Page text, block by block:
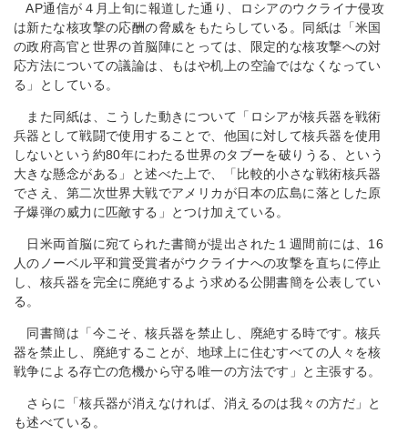
AP通信が４月上旬に報道した通り、ロシアのウクライナ侵攻
は新たな核攻撃の応酬の脅威をもたらしている。同紙は「米国
の政府高官と世界の首脳陣にとっては、限定的な核攻撃への対
応方法についての議論は、もはや机上の空論ではなくなってい
る」としている。
また同紙は、こうした動きについて「ロシアが核兵器を戦術
兵器として戦闘で使用することで、他国に対して核兵器を使用
しないという約80年にわたる世界のタブーを破りうる、という
大きな懸念がある」と述べた上で、「比較的小さな戦術核兵器
でさえ、第二次世界大戦でアメリカが日本の広島に落とした原
子爆弾の威力に匹敵する」とつけ加えている。
日米両首脳に宛てられた書簡が提出された１週間前には、16
人のノーベル平和賞受賞者がウクライナへの攻撃を直ちに停止
し、核兵器を完全に廃絶するよう求める公開書簡を公表してい
る。
同書簡は「今こそ、核兵器を禁止し、廃絶する時です。核兵
器を禁止し、廃絶することが、地球上に住むすべての人々を核
戦争による存亡の危機から守る唯一の方法です」と主張する。
さらに「核兵器が消えなければ、消えるのは我々の方だ」と
も述べている。